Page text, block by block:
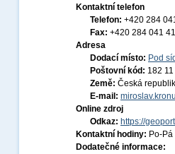
Kontaktní telefon
Telefon: +420 284
Fax: +420 284 041
Adresa
Dodací místo: Pod
Poštovní kód: 182 11
Země: Česká
E-mail:
Online zdroj
Odkaz: https://
Kontaktní hodiny: Po-
Dodatečné informace: